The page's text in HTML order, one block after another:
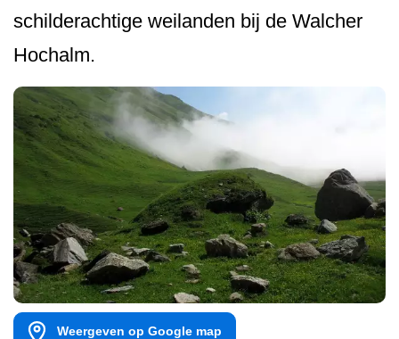
schilderachtige weilanden bij de Walcher
Hochalm.
Weergeven op Google map